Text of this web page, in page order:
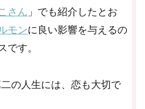
さん 」でも紹介したとお
モンに良い影響を与えるの
です。
の人生には、恋も大切で